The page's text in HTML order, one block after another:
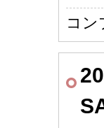
コン